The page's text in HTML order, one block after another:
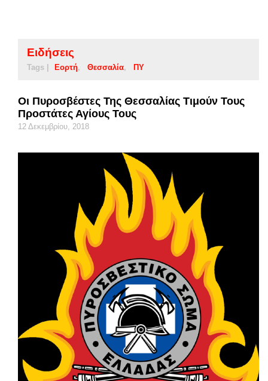
Ειδήσεις
Tags | Εορτή Θεσσαλία ΠΥ
Οι Πυροσβέστες Της Θεσσαλίας Τιμούν Τους
Προστάτες Αγίους Τους
12 Δεκεμβρίου, 2018